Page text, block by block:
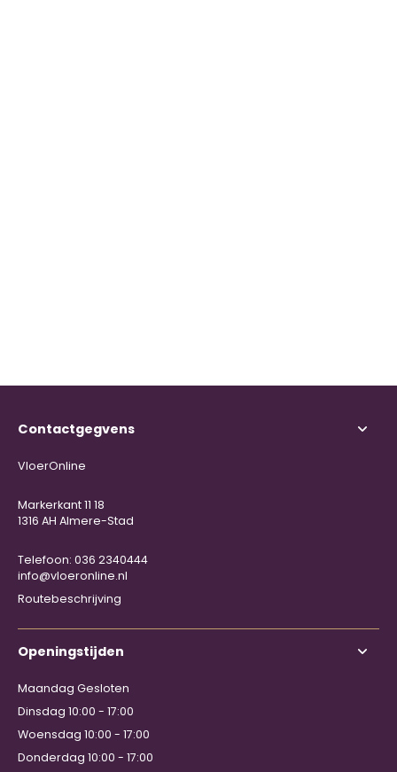
Contactgegvens
VloerOnline
Markerkant 11 18
1316 AH Almere-Stad
Telefoon: 036 2340444
info@vloeronline.nl
Routebeschrijving
Openingstijden
Maandag Gesloten
Dinsdag 10:00 - 17:00
Woensdag 10:00 - 17:00
Donderdag 10:00 - 17:00